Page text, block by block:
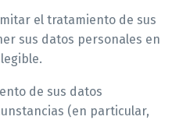
el tratamiento de sus
sus datos personales en
de sus datos
(en particular,